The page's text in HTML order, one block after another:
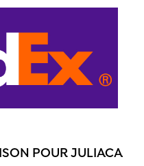
POUR JULIACA